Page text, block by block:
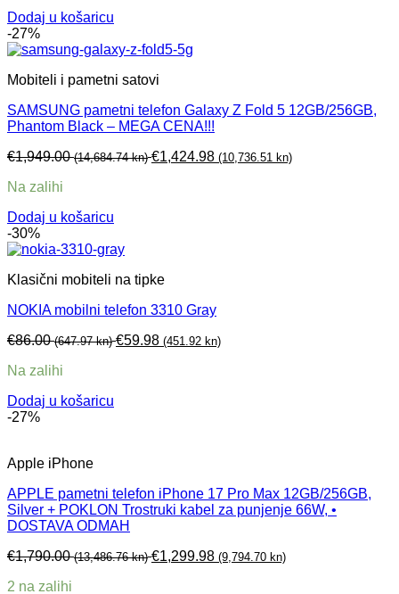
Dodaj u košaricu
-27%
Mobiteli i pametni satovi
SAMSUNG pametni telefon Galaxy Z Fold 5 12GB/256GB,
Phantom Black – MEGA CENA!!!
€1,949.00 (14,684.74 kn) €1,424.98 (10,736.51 kn)
Na zalihi
Dodaj u košaricu
-30%
Klasični mobiteli na tipke
NOKIA mobilni telefon 3310 Gray
€86.00 (647.97 kn) €59.98 (451.92 kn)
Na zalihi
Dodaj u košaricu
-27%
Apple iPhone
APPLE pametni telefon iPhone 17 Pro Max 12GB/256GB,
Silver + POKLON Trostruki kabel za punjenje 66W, •
DOSTAVA ODMAH
€1,790.00 (13,486.76 kn) €1,299.98 (9,794.70 kn)
2 na zalihi